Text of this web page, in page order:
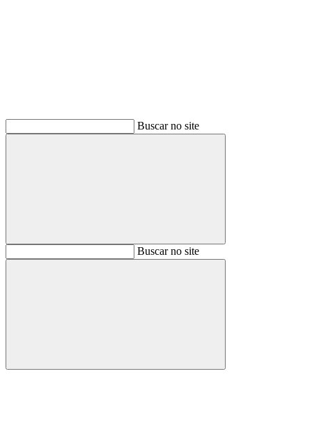
Buscar no site
BuscarBuscar no site
Buscar